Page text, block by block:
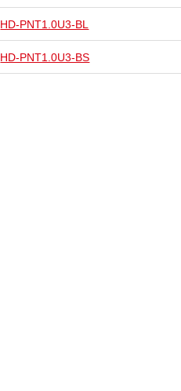
HD-PNT1.0U3-BL
HD-PNT1.0U3-BS